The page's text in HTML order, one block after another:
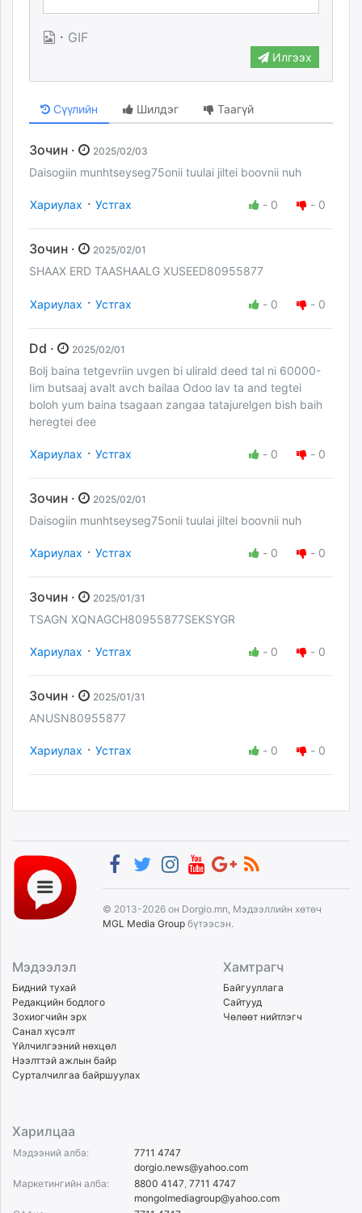
· GIF
Илгээх
Сүүлийн Шилдэг Таагүй
Зочин · 2025/02/03
Daisogiin munhtseyseg75onii tuulai jiltei boovnii nuh
Хариулах · Устгах - 0 - 0
Зочин · 2025/02/01
SHAAX ERD TAASHAALG XUSEED80955877
Хариулах · Устгах - 0 - 0
Dd · 2025/02/01
Bolj baina tetgevriin uvgen bi ulirald deed tal ni 60000-
Iim butsaaj avalt avch bailaa Odoo lav ta and tegtei
boloh yum baina tsagaan zangaa tatajurelgen bish baih
heregtei dee
Хариулах · Устгах - 0 - 0
Зочин · 2025/02/01
Daisogiin munhtseyseg75onii tuulai jiltei boovnii nuh
Хариулах · Устгах - 0 - 0
Зочин · 2025/01/31
TSAGN XQNAGCH80955877SEKSYGR
Хариулах · Устгах - 0 - 0
Зочин · 2025/01/31
ANUSN80955877
Хариулах · Устгах - 0 - 0
© 2013-2026 он Dorgio.mn, Мэдээллийн хөтөч
MGL Media Group бүтээсэн.
Мэдээлэл
Бидний тухай
Редакцийн бодлого
Зохиогчийн эрх
Санал хүсэлт
Үйлчилгээний нөхцөл
Нээлттэй ажлын байр
Сурталчилгаа байршуулах
Хамтрагч
Байгууллага
Сайтууд
Чөлөөт нийтлэгч
Харилцаа
Мэдээний алба:
7711 4747
dorgio.news@yahoo.com
Маркетингийн алба:
8800 4147, 7711 4747
mongolmediagroup@yahoo.com